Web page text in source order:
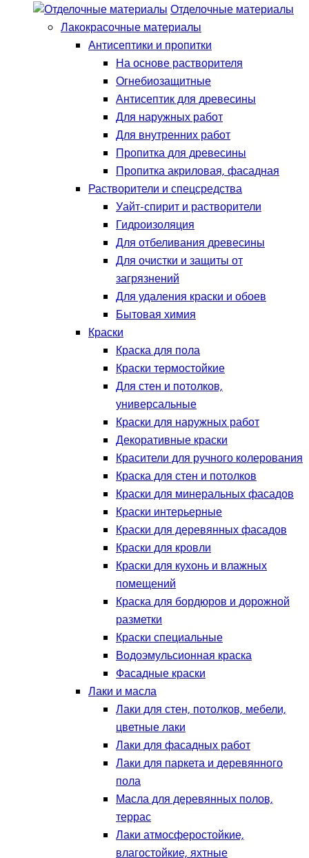
Отделочные материалы
Лакокрасочные материалы
Антисептики и пропитки
На основе растворителя
Огнебиозащитные
Антисептик для древесины
Для наружных работ
Для внутренних работ
Пропитка для древесины
Пропитка акриловая, фасадная
Растворители и спецсредства
Уайт-спирит и растворители
Гидроизоляция
Для отбеливания древесины
Для очистки и защиты от
загрязнений
Для удаления краски и обоев
Бытовая химия
Краски
Краска для пола
Краски термостойкие
Для стен и потолков,
универсальные
Краски для наружных работ
Декоративные краски
Красители для ручного колерования
Краска для стен и потолков
Краски для минеральных фасадов
Краски интерьерные
Краски для деревянных фасадов
Краски для кровли
Краски для кухонь и влажных
помещений
Краска для бордюров и дорожной
разметки
Краски специальные
Водоэмульсионная краска
Фасадные краски
Лаки и масла
Лаки для стен, потолков, мебели,
цветные лаки
Лаки для фасадных работ
Лаки для паркета и деревянного
пола
Масла для деревянных полов,
террас
Лаки атмосферостойкие,
влагостойкие, яхтные